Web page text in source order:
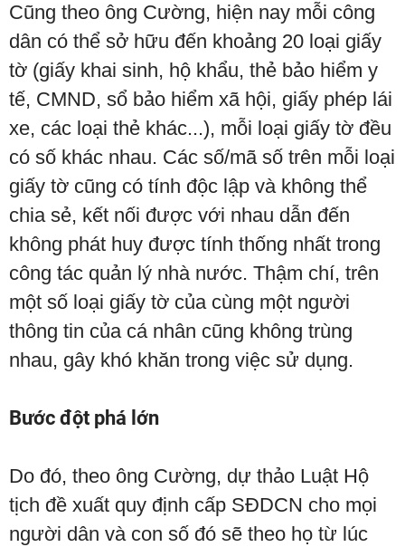
Cũng theo ông Cường, hiện nay mỗi công
dân có thể sở hữu đến khoảng 20 loại giấy
tờ (giấy khai sinh, hộ khẩu, thẻ bảo hiểm y
tế, CMND, sổ bảo hiểm xã hội, giấy phép lái
xe, các loại thẻ khác...), mỗi loại giấy tờ đều
có số khác nhau. Các số/mã số trên mỗi loại
giấy tờ cũng có tính độc lập và không thể
chia sẻ, kết nối được với nhau dẫn đến
không phát huy được tính thống nhất trong
công tác quản lý nhà nước. Thậm chí, trên
một số loại giấy tờ của cùng một người
thông tin của cá nhân cũng không trùng
nhau, gây khó khăn trong việc sử dụng.
Bước đột phá lớn
Do đó, theo ông Cường, dự thảo Luật Hộ
tịch đề xuất quy định cấp SĐDCN cho mọi
người dân và con số đó sẽ theo họ từ lúc